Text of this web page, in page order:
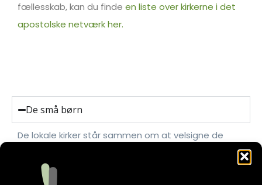
fællesskab, kan du finde en liste over kirkerne i det
apostolske netværk her.
De små børn
De lokale kirker står sammen om at velsigne de
oftest finde sted inden for barnets første leveår.